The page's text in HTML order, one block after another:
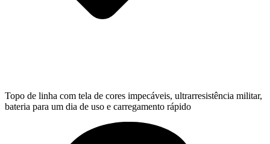
Topo de linha com tela de cores impecáveis, ultrarresistência militar,
bateria para um dia de uso e carregamento rápido